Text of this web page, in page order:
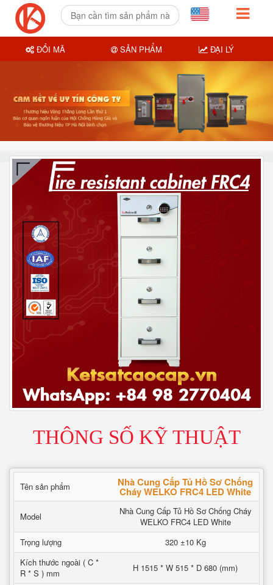
THÔNG SỐ KỸ THUẬT
Tên sản phẩm Nhà Cung Cấp Tủ Hồ Sơ Chống
Cháy WELKO FRC4 LED White
Model
Nhà Cung Cấp Tủ Hồ Sơ Chống Cháy
WELKO FRC4 LED White
Trọng lượng
320 ±10 Kg
Kích thước ngoài ( C *
R * S ) mm
H 1515 * W 515 * D 680 (mm)
ĐỔI MÃ SẢN PHẨM ĐẠI LÝ